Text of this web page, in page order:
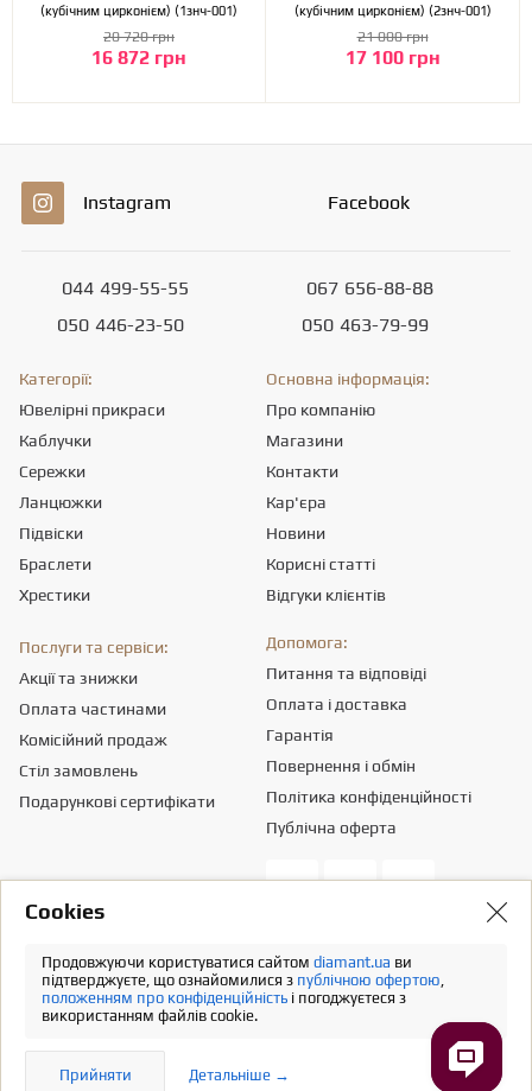
(кубічним цирконієм) (1знч-001)
16 872 грн
20 720 грн
(кубічним цирконієм) (2знч-001)
17 100 грн
21 000 грн
Instagram Facebook
044 499-55-55
050 446-23-50
067 656-88-88
050 463-79-99
Категорії:
Ювелірні прикраси
Каблучки
Сережки
Ланцюжки
Підвіски
Браслети
Хрестики
Основна інформація:
Про компанію
Магазини
Контакти
Кар'єра
Новини
Корисні статті
Відгуки клієнтів
Послуги та сервіси:
Акції та знижки
Оплата частинами
Комісійний продаж
Стіл замовлень
Подарункові сертифікати
Допомога:
Питання та відповіді
Оплата і доставка
Гарантія
Повернення і обмін
Політика конфіденційності
Публічна оферта
Місцезнаходження - 03151, м. Київ, вул. Смілянська, 8,
ідентифікаційний код згідно ЄДР – 43665334.
Інформація про вартість доставки міститься у розділі «Оплата та
доставка». У розрахунок вартості товарів податків не включено
Повна версія
Сookies
Продовжуючи користуватися сайтом diamant.ua ви
підтверджуєте, що ознайомилися з публічною офертою,
положенням про конфіденційність і погоджуєтеся з
використанням файлів cookie.
Прийняти Детальніше →